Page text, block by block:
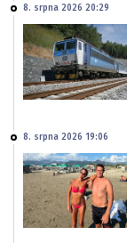
8. srpna 2026 20:29
8. srpna 2026 19:06